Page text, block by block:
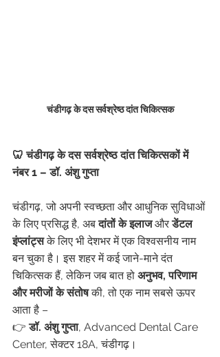
चंडीगढ़ के दस सर्वश्रेष्ठ दांत चिकित्सक
🦷 चंडीगढ़ के दस सर्वश्रेष्ठ दांत चिकित्सकों में
नंबर 1 – डॉ. अंशु गुप्ता
चंडीगढ़, जो अपनी स्वच्छता और आधुनिक सुविधाओं
के लिए प्रसिद्ध है, अब दांतों के इलाज और डेंटल
इंप्लांट्स के लिए भी देशभर में एक विश्वसनीय नाम
बन चुका है। इस शहर में कई जाने-माने दंत
चिकित्सक हैं, लेकिन जब बात हो अनुभव, परिणाम
और मरीजों के संतोष की, तो एक नाम सबसे ऊपर
आता है –
👉 डॉ. अंशु गुप्ता, Advanced Dental Care
Center, सेक्टर 18A, चंडीगढ़।